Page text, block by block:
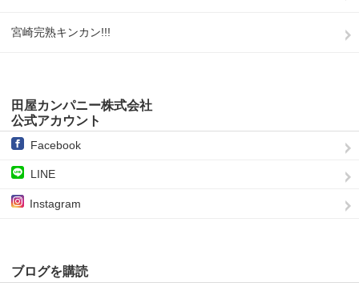
宮崎完熟キンカン!!!
田屋カンパニー株式会社
公式アカウント
Facebook
LINE
Instagram
ブログを購読